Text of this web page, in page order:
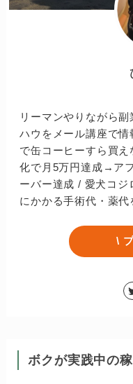
リーマンやりながら
ハウをメール講座で
で缶コーヒーすら買
化で月5万円達成→ア
ーバー達成 / 愛犬コジ
にかかる手術代・薬
\
ボクが実践中の